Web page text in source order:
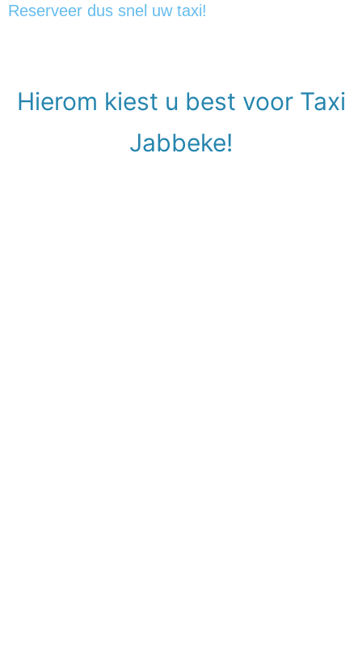
Reserveer dus snel uw taxi!
Hierom kiest u best voor Taxi
Jabbeke!